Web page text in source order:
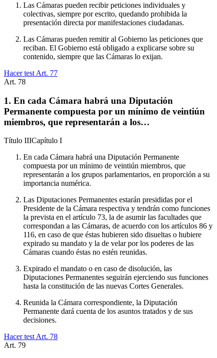
Las Cámaras pueden recibir peticiones individuales y
colectivas, siempre por escrito, quedando prohibida la
presentación directa por manifestaciones ciudadanas.
Las Cámaras pueden remitir al Gobierno las peticiones que
reciban. El Gobierno está obligado a explicarse sobre su
contenido, siempre que las Cámaras lo exijan.
Hacer test Art. 77
Art. 78
1. En cada Cámara habrá una Diputación
Permanente compuesta por un mínimo de veintiún
miembros, que representarán a los…
Título IIICapítulo I
En cada Cámara habrá una Diputación Permanente
compuesta por un mínimo de veintiún miembros, que
representarán a los grupos parlamentarios, en proporción a su
importancia numérica.
Las Diputaciones Permanentes estarán presididas por el
Presidente de la Cámara respectiva y tendrán como funciones
la prevista en el artículo 73, la de asumir las facultades que
correspondan a las Cámaras, de acuerdo con los artículos 86 y
116, en caso de que éstas hubieren sido disueltas o hubiere
expirado su mandato y la de velar por los poderes de las
Cámaras cuando éstas no estén reunidas.
Expirado el mandato o en caso de disolución, las
Diputaciones Permanentes seguirán ejerciendo sus funciones
hasta la constitución de las nuevas Cortes Generales.
Reunida la Cámara correspondiente, la Diputación
Permanente dará cuenta de los asuntos tratados y de sus
decisiones.
Hacer test Art. 78
Art. 79